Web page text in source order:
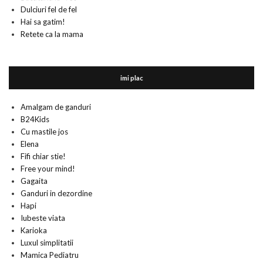
Dulciuri fel de fel
Hai sa gatim!
Retete ca la mama
imi plac
Amalgam de ganduri
B24Kids
Cu mastile jos
Elena
Fifi chiar stie!
Free your mind!
Gagaita
Ganduri in dezordine
Hapi
Iubeste viata
Karioka
Luxul simplitatii
Mamica Pediatru